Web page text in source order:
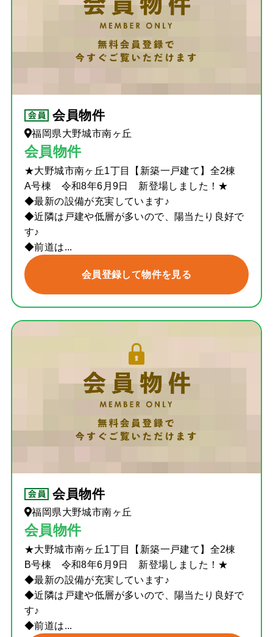
会員物件
福岡県大野城市南ヶ丘
会員物件
★大野城市南ヶ丘1丁目【新築一戸建て】全2棟
A号棟 令和8年6月9日 新登場しました！★
◆最新の設備が充実しています♪
◆近隣は戸建や低層が多いので、陽当たり良好で
す♪
◆前道は...
会員登録して物件を見る
会員物件
福岡県大野城市南ヶ丘
会員物件
★大野城市南ヶ丘1丁目【新築一戸建て】全2棟
B号棟 令和8年6月9日 新登場しました！★
◆最新の設備が充実しています♪
◆近隣は戸建や低層が多いので、陽当たり良好で
す♪
◆前道は...